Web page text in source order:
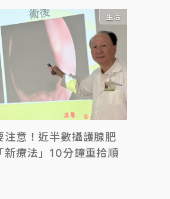
生活
注意！近半數攝護腺肥
療法」10分鐘重拾順